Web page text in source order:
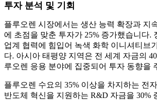
투자 분석 및 기회
플루오렌 시장에서는 생산 능력 확장과 지
에 초점을 맞춘 투자가 25% 증가했습니다.
업계 협력에 힘입어 녹색 화학 이니셔티브
다. 아시아 태평양 지역은 전 세계 자금의
루오렌 응용 분야에 집중되어 투자 동향을
플루오렌 수요의 35% 이상을 차지하는 전
반도체 혁신을 지원하는 R&D 자금을 30%